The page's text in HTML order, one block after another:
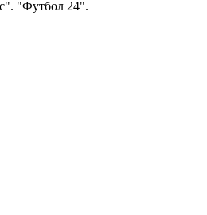
"Футбол 24".